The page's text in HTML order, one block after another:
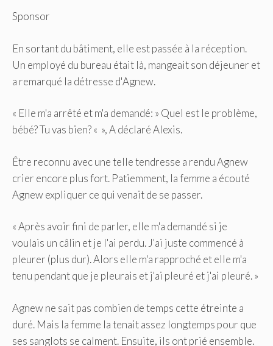
Sponsor
En sortant du bâtiment, elle est passée à la réception.
Un employé du bureau était là, mangeait son déjeuner et
a remarqué la détresse d'Agnew.
« Elle m'a arrêté et m'a demandé: » Quel est le problème,
bébé? Tu vas bien? « », A déclaré Alexis.
Être reconnu avec une telle tendresse a rendu Agnew
crier encore plus fort. Patiemment, la femme a écouté
Agnew expliquer ce qui venait de se passer.
« Après avoir fini de parler, elle m'a demandé si je
voulais un câlin et je l'ai perdu. J'ai juste commencé à
pleurer (plus dur). Alors elle m'a rapproché et elle m'a
tenu pendant que je pleurais et j'ai pleuré et j'ai pleuré. »
Agnew ne sait pas combien de temps cette étreinte a
duré. Mais la femme la tenait assez longtemps pour que
ses sanglots se calment. Ensuite, ils ont prié ensemble.